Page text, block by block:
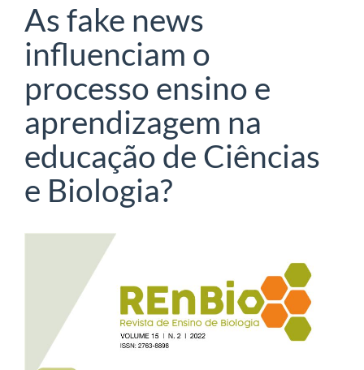
As fake news
influenciam o
processo ensino e
aprendizagem na
educação de Ciências
e Biologia?
lateral
artigos